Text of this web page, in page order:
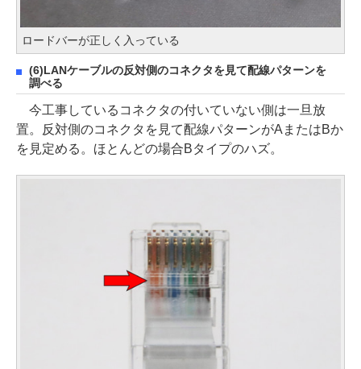
ロードバーが正しく入っている
(6)LANケーブルの反対側のコネクタを見て配線パターンを
調べる
今工事しているコネクタの付いていない側は一旦放
置。反対側のコネクタを見て配線パターンがAまたはBか
を見定める。ほとんどの場合Bタイプのハズ。